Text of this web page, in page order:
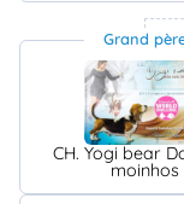
Grand
CH. Yogi bear
moinhos